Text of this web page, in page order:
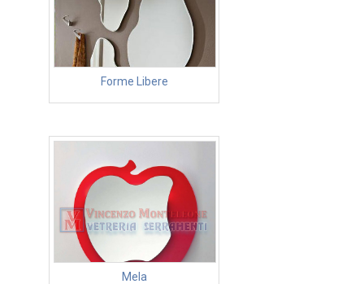
Forme Libere
Mela